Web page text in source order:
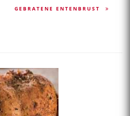
GEBRATENE ENTENBRUST